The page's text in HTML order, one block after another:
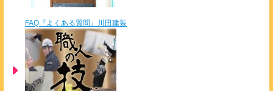
FAQ『よくある質問』川田建装